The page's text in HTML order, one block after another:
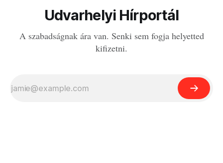
Udvarhelyi Hírportál
A szabadságnak ára van. Senki sem fogja helyetted
kifizetni.